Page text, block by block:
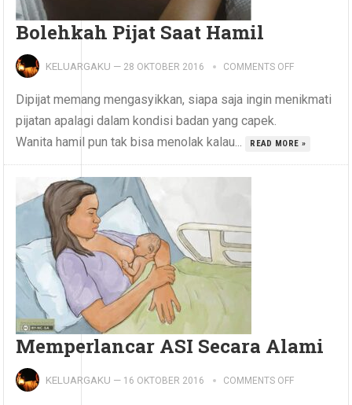
Bolehkah Pijat Saat Hamil
KELUARGAKU — 28 OKTOBER 2016 COMMENTS OFF
Dipijat memang mengasyikkan, siapa saja ingin menikmati
pijatan apalagi dalam kondisi badan yang capek.
Wanita hamil pun tak bisa menolak kalau...
READ MORE »
Memperlancar ASI Secara Alami
KELUARGAKU — 16 OKTOBER 2016 COMMENTS OFF